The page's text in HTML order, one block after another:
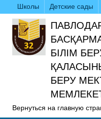
Школы Детские сады
БІЛІМ
БЕРУ
Вернуться на главную